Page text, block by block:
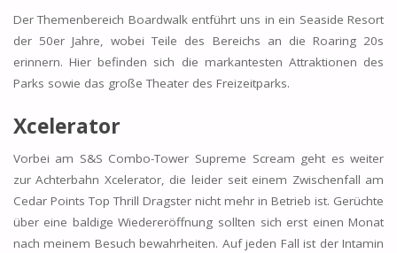
Der Themenbereich Boardwalk entführt uns in ein Seaside Resort
der 50er Jahre, wobei Teile des Bereichs an die Roaring 20s
erinnern. Hier befinden sich die markantesten Attraktionen des
Parks sowie das große Theater des Freizeitparks.
Xcelerator
Vorbei am S&S Combo-Tower Supreme Scream geht es weiter
zur Achterbahn Xcelerator, die leider seit einem Zwischenfall am
Cedar Points Top Thrill Dragster nicht mehr in Betrieb ist. Gerüchte
über eine baldige Wiedereröffnung sollten sich erst einen Monat
nach meinem Besuch bewahrheiten. Auf jeden Fall ist der Intamin